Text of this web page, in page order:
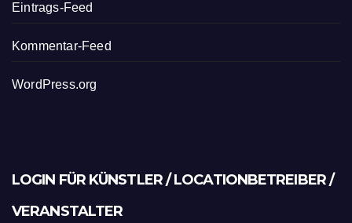
Eintrags-Feed
Kommentar-Feed
WordPress.org
LOGIN FÜR KÜNSTLER / LOCATIONBETREIBER /
VERANSTALTER